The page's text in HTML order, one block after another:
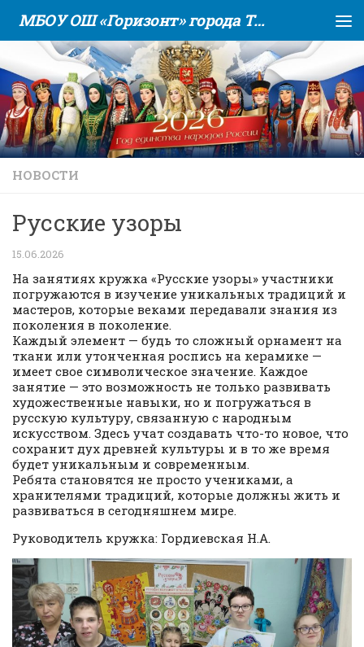
Skip to content МБОУ ОШ «Горизонт» города Тюмени
НОВОСТИ
Русские узоры
15.06.2026
На занятиях кружка «Русские узоры» участники
погружаются в изучение уникальных традиций и
мастеров, которые веками передавали знания из
поколения в поколение.
Каждый элемент — будь то сложный орнамент на
ткани или утонченная роспись на керамике —
имеет свое символическое значение. Каждое
занятие — это возможность не только развивать
художественные навыки, но и погружаться в
русскую культуру, связанную с народным
искусством. Здесь учат создавать что-то новое, что
сохранит дух древней культуры и в то же время
будет уникальным и современным.
Ребята становятся не просто учениками, а
хранителями традиций, которые должны жить и
развиваться в сегодняшнем мире.
Руководитель кружка: Гордиевская Н.А.